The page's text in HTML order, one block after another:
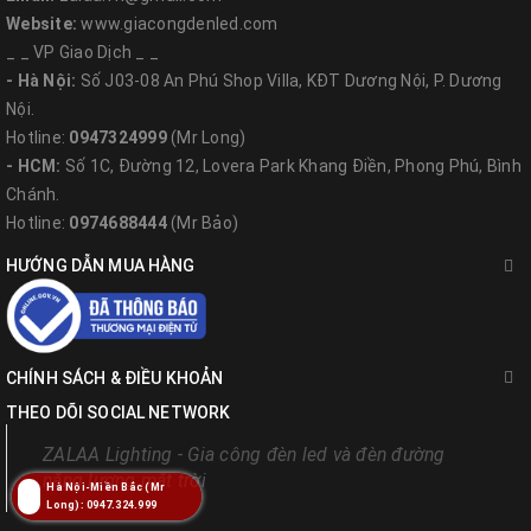
Xem các sản phẩm ĐÈN VĂN PHÒNG và LINH KIỆN
tại https://giacongdenled.com/san-pham-khac
ĐÈN LED SÂN VƯỜN xem tại
https://giacongdenled.com/den-
led-san-vuon
Các mẫu CỘT ĐÈN thông dụng và thời trang xem
tại https://giacongdenled.com/cot-den-chieu-sang
Hệ thống chi nhánh - Nhà
phân phối của ZALAA JSC
ZALAA Lighting
Website:www.giacongdenled.com
_ _ VP Giao Dịch _ _
- Hà Nội: Số J03-08 An Phú Shop Villa, KĐT Dương Nội, P. Dương
Nội.
Hotline: 0947324999(Mr Long)
- HCM: Số 1C, Đường 12, Lovera Park Khang Điền, Phong Phú, Bình
Chánh.
Hotline: 0974688444(Mr Bảo)
HƯỚNG DẪN MUA HÀNG
CHÍNH SÁCH & ĐIỀU KHOẢN
THEO DÕI SOCIAL NETWORK
ZALAA Lighting - Gia công đèn led và đèn đường
năng lượng mặt trời
Hà Nội-Miền Bắc (Mr
Long): 0947.324.999